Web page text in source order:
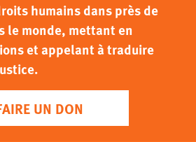
humains dans près de
le monde, mettant en
et appelant à traduire
UN DON